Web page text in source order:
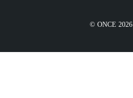
© ONCE 2026